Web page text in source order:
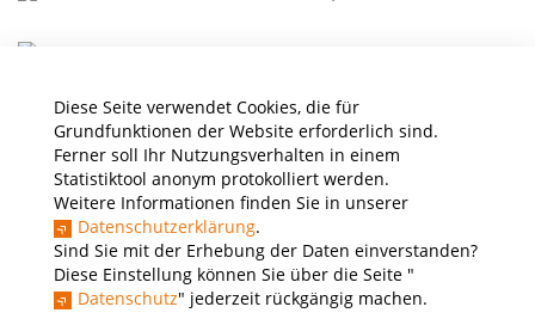
Diese Seite verwendet Cookies, die für
Grundfunktionen der Website erforderlich sind.
Ferner soll Ihr Nutzungsverhalten in einem
Statistiktool anonym protokolliert werden.
Weitere Informationen finden Sie in unserer
Datenschutzerklärung.
Sind Sie mit der Erhebung der Daten einverstanden?
Diese Einstellung können Sie über die Seite "
Datenschutz" jederzeit rückgängig machen.
Copyright Icons: flaticon.com (High Quality